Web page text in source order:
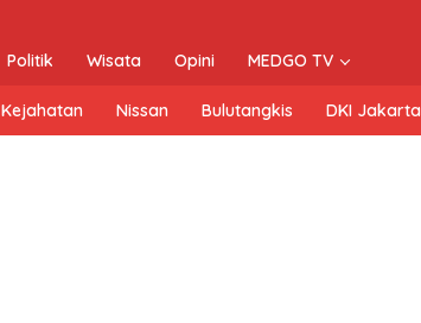
Politik Wisata Opini MEDGO TV
Kejahatan Nissan Bulutangkis DKI Jakarta